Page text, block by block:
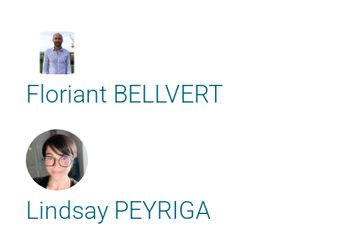
Floriant BELLVERT
Lindsay PEYRIGA